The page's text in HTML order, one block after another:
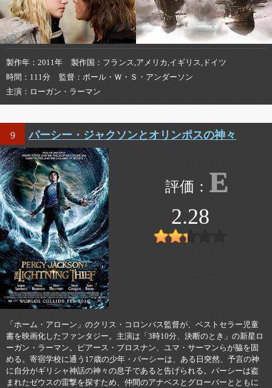
製作年 2011年 製作国
フランス,アメリカ,イギリス,ドイツ
時間
111分 監督
ポール・Ｗ・Ｓ・アンダーソン
主演
ローガン・ラーマン
9 パーシー・ジャクソンとオリンポスの神々
E
2.28
「ホーム・アローン」のクリス・コロンバス監督が、ベストセラー児童
書を映画化したファンタジー。主演は「3時10分、決断のとき」の新星ロ
ーガン・ラーマン。ピアース・ブロスナン、ユマ・サーマンらが脇を固
める。寄宿学校に通う17歳の少年・パーシーは、ある日突然、予言の神
に自分がギリシャ神話の神々の息子であると告げられる。パーシーは盗
まれたゼウスの雷撃を探すため、仲間のアナベスとグローバーとともに